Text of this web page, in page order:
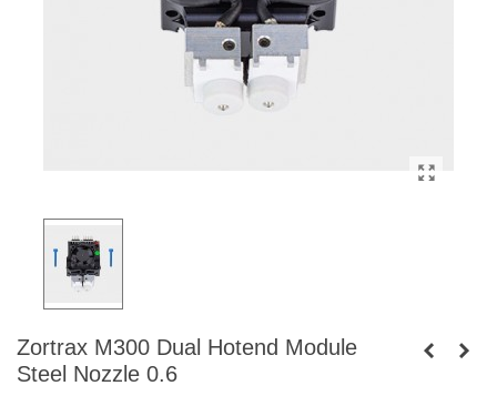
Zortrax M300 Dual Hotend Module
Steel Nozzle 0.6